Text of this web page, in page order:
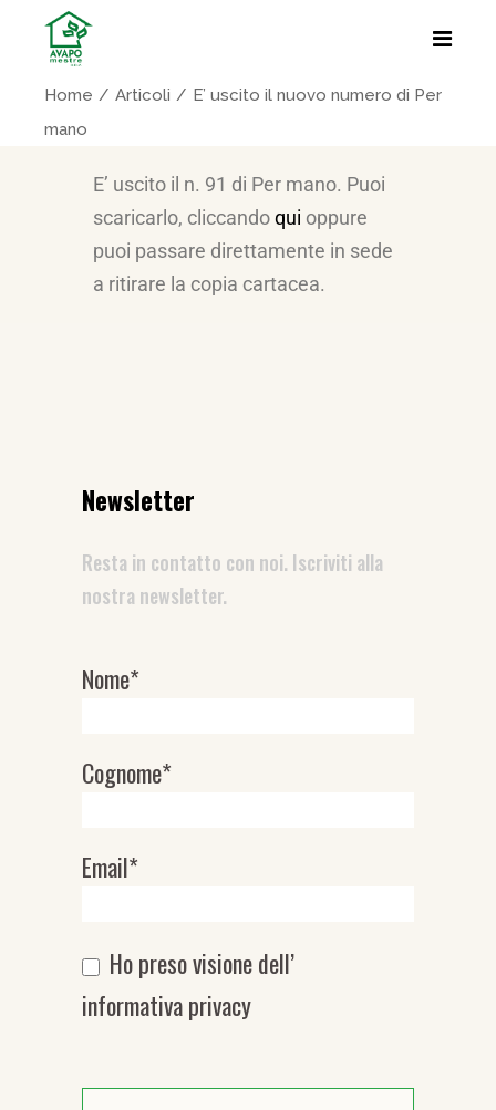
Home Articoli
E’ uscito il nuovo numero di Per
mano
E’ uscito il n. 91 di Per mano. Puoi
scaricarlo, cliccandoqui oppure
puoi passare direttamente in sede
a ritirare la copia cartacea.
Newsletter
Resta in contatto con noi. Iscriviti alla
nostra newsletter.
Newsletter
Nome*
Cognome*
Email*
Ho preso visione dell’
informativa privacy